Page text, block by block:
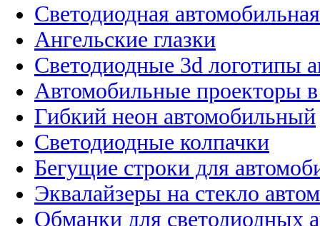
Светодиодная
Ангельские глазки
Светодиодные 3d логотипы
Автомобильные проекторы
Гибкий неон автомобильный
Светодиодные колпачки
Бегущие строки для
Эквалайзеры на стекло
Обманки для светодиодных